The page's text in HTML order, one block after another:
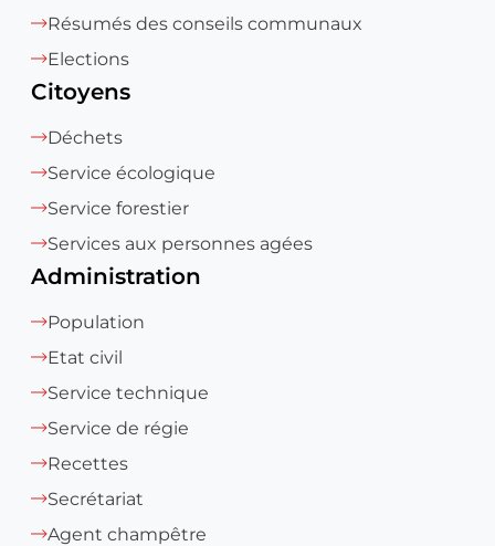
Résumés des conseils communaux
Elections
Citoyens
Déchets
Service écologique
Service forestier
Services aux personnes agées
Administration
Population
Etat civil
Service technique
Service de régie
Recettes
Secrétariat
Agent champêtre